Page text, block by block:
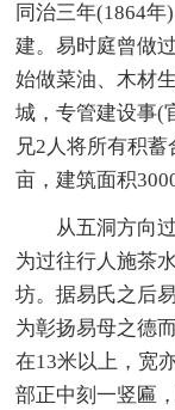
同治三年(1864
建。易时庭曾做
始做菜油、木材
城，专管建设事(
兄2人将所有积
亩，建筑面积
从五洞方向
为过往行人施茶
坊。据易氏之后
为彰扬易母之德
在13米以上，宽
部正中刻一竖匾